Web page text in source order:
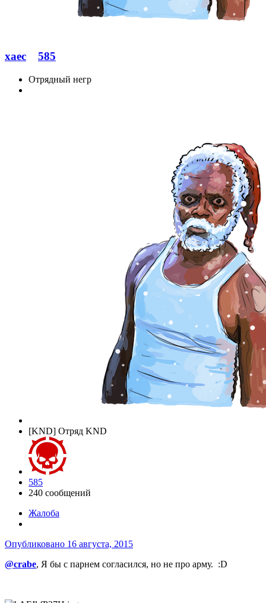
xaec 585
Отрядный негр
[KND] Отряд KND
585
240 сообщений
Жалоба
Опубликовано 16 августа, 2015
@crabe, Я бы с парнем согласился, но не про арму. :D